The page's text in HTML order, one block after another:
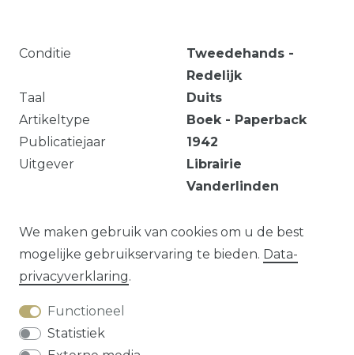
Conditie
Tweedehands -
Redelijk
Taal
Duits
Artikeltype
Boek - Paperback
Publicatiejaar
1942
Uitgever
Librairie
Vanderlinden
Aantal pagina’s
148
Vraag over dit artikel?
We maken gebruik van cookies om u de best
mogelijke gebruikservaring te bieden. Data­
privacy­verklaring.
Functioneel
Statistiek